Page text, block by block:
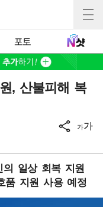
포토
, 산불피해 복
가가
의 일상 회복 지원
품 지원 사용 예정